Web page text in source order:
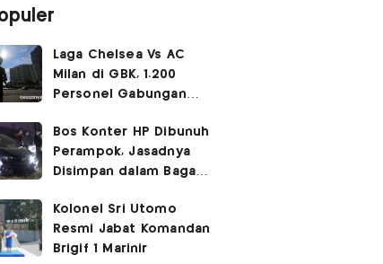
Laga Chelsea Vs AC
Milan di GBK, 1.200
Personel Gabungan
Bos Konter HP Dibunuh
Perampok, Jasadnya
Disimpan dalam Bagasi
Kolonel Sri Utomo
Resmi Jabat Komandan
Brigif 1 Marinir